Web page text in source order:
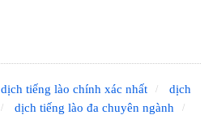
dịch tiếng lào chính xác nhất
dịch
dịch tiếng lào đa chuyên ngành